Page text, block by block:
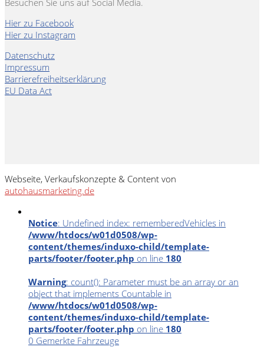
Besuchen Sie uns auf Social Media.
Hier zu Facebook
Hier zu Instagram
Datenschutz
Impressum
Barrierefreiheitserklärung
EU Data Act
Webseite, Verkaufskonzepte & Content von
autohausmarketing.de
Notice: Undefined index: rememberedVehicles in
/www/htdocs/w01d0508/wp-
content/themes/induxo-child/template-
parts/footer/footer.php on line 180
Warning: count(): Parameter must be an array or an
object that implements Countable in
/www/htdocs/w01d0508/wp-
content/themes/induxo-child/template-
parts/footer/footer.php on line 180
0 Gemerkte Fahrzeuge